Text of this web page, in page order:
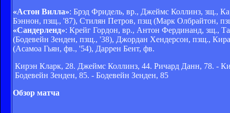
«Астон Вилла»: Брэд Фридель, вр., Джеймс Коллинз, зщ.,
Бэннон, пзщ., '87), Стилян Петров, пзщ (Марк Олбрайтон,
«Сандерленд»: Крейг Гордон, вр., Антон Фердинанд, зщ.,
(Бодевейн Зенден, пзщ., '38), Джордан Хендерсон, пзщ.,
(Асамоа Гьян, фв., '54), Даррен Бент, фв.
Кирэн Кларк, 28. Джеймс Коллинз, 44. Ричард Данн, 78. -
Бодевейн Зенден, 85. - Бодевейн Зенден, 85
Обзор матча